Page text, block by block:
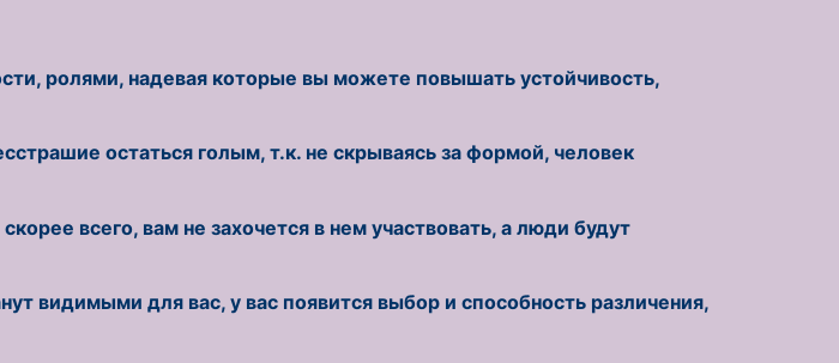
ролями, надевая которые вы можете повышать устойчивость,
остаться голым, т.к. не скрываясь за формой, человек
всего, вам не захочется в нем участвовать, а люди будут
видимыми для вас, у вас появится выбор и способность различения,